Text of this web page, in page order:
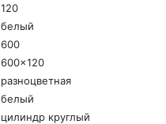
120
белый
600
600x120
разноцветная
белый
цилиндр круглый